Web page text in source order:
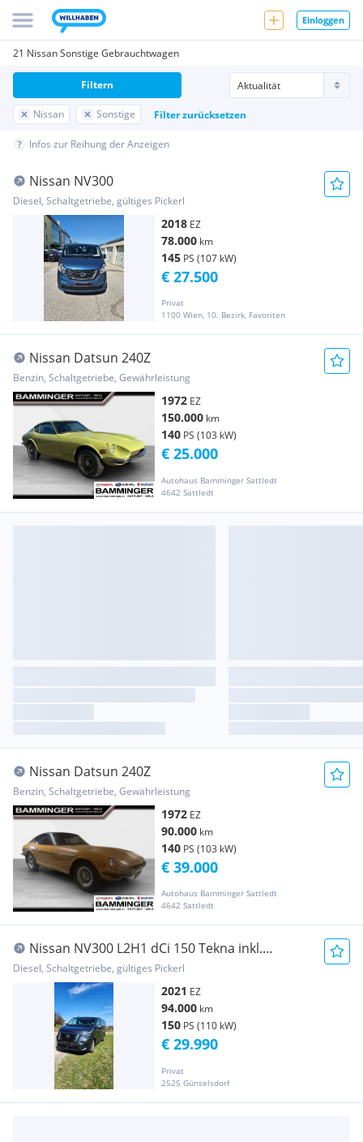
Einloggen
21 Nissan Sonstige Gebrauchtwagen
Nissan Sonstige Filter zurücksetzen
Filtern
Infos zur Reihung der Anzeigen
Nissan NV300
Diesel, Schaltgetriebe, gültiges Pickerl
2018 EZ
78.000 km
145 PS (107 kW)
Privat
1100 Wien, 10. Bezirk, Favoriten
€ 27.500
Nissan Datsun 240Z
Benzin, Schaltgetriebe, Gewährleistung
1972 EZ
150.000 km
140 PS (103 kW)
Autohaus Bamminger Sattledt
4642 Sattledt
€ 25.000
Nissan Datsun 240Z
Benzin, Schaltgetriebe, Gewährleistung
1972 EZ
90.000 km
140 PS (103 kW)
Autohaus Bamminger Sattledt
4642 Sattledt
€ 39.000
Nissan NV300 L2H1 dCi 150 Tekna inkl.
Campingbox&Zubehör
Diesel, Schaltgetriebe, gültiges Pickerl
2021 EZ
94.000 km
150 PS (110 kW)
Privat
2525 Günselsdorf
€ 29.990